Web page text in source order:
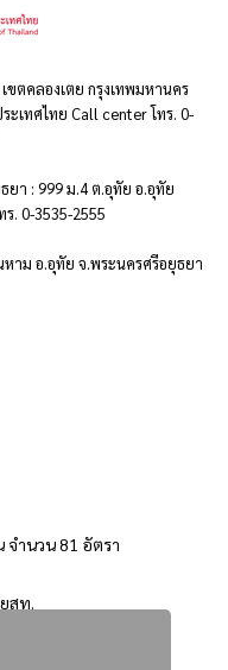
ขตคลองเตย กรุงเทพมหานคร
เทศไทย Call center โทร. 0-
ยา : 999 ม.4 ต.อุทัย อ.อุทัย
. 0-3535-2555
าม อ.อุทัย จ.พระนครศรีอยุธยา
ำนวน 81 อัตรา
สท.